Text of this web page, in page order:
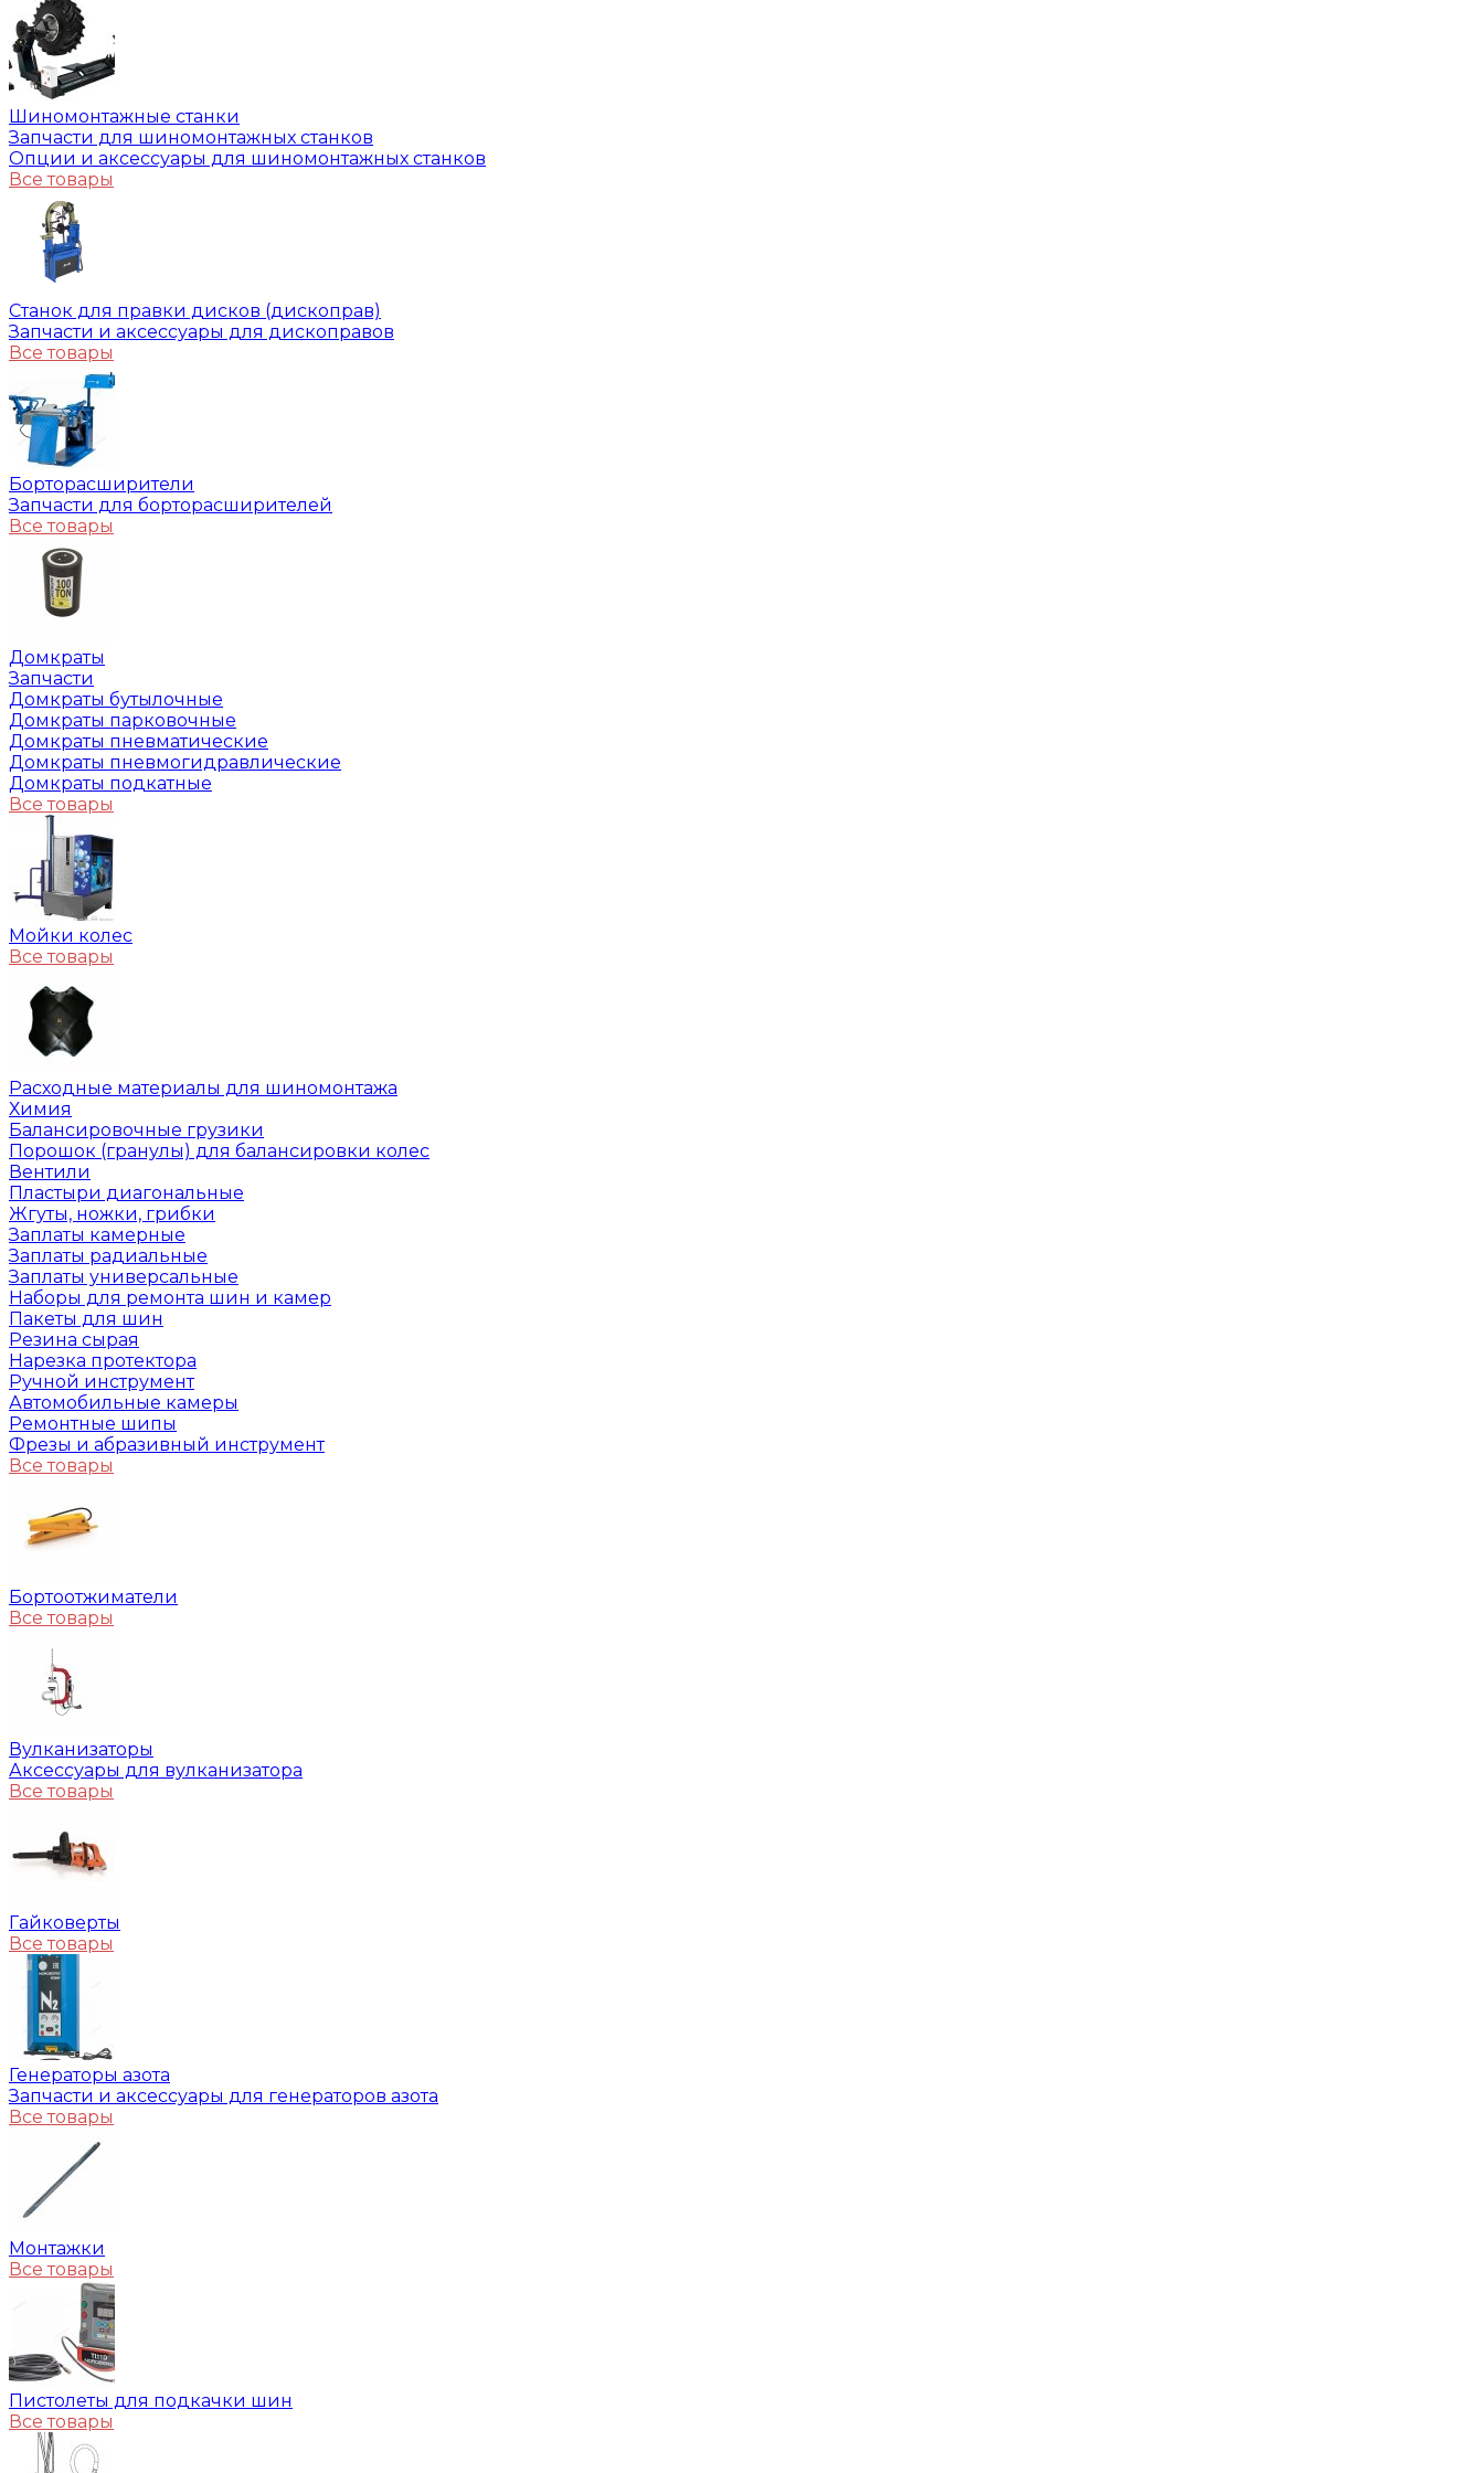
Шиномонтажные станки
Запчасти для шиномонтажных станков
Опции и аксессуары для шиномонтажных станков
Все товары
Станок для правки дисков (дископрав)
Запчасти и аксессуары для дископравов
Все товары
Борторасширители
Запчасти для борторасширителей
Все товары
Домкраты
Запчасти
Домкраты бутылочные
Домкраты парковочные
Домкраты пневматические
Домкраты пневмогидравлические
Домкраты подкатные
Все товары
Мойки колес
Все товары
Расходные материалы для шиномонтажа
Химия
Балансировочные грузики
Порошок (гранулы) для балансировки колес
Вентили
Пластыри диагональные
Жгуты, ножки, грибки
Заплаты камерные
Заплаты радиальные
Заплаты универсальные
Наборы для ремонта шин и камер
Пакеты для шин
Резина сырая
Нарезка протектора
Ручной инструмент
Автомобильные камеры
Ремонтные шипы
Фрезы и абразивный инструмент
Все товары
Бортоотжиматели
Все товары
Вулканизаторы
Аксессуары для вулканизатора
Все товары
Гайковерты
Все товары
Генераторы азота
Запчасти и аксессуары для генераторов азота
Все товары
Монтажки
Все товары
Пистолеты для подкачки шин
Все товары